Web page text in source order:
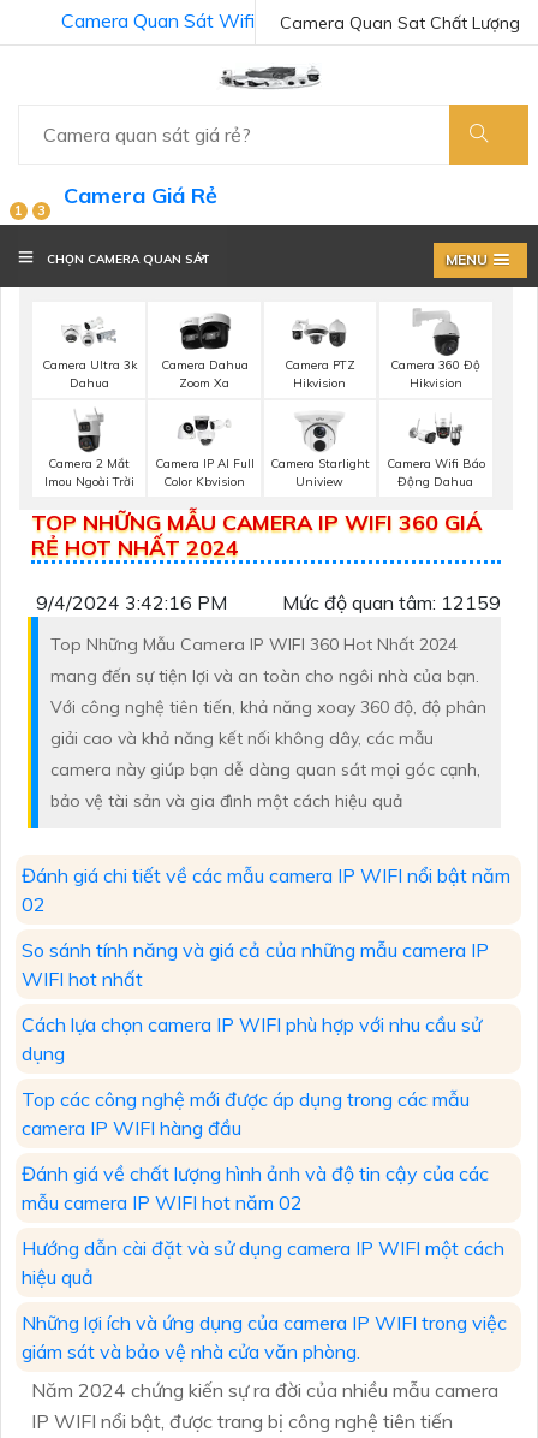
Camera Quan Sat Chất Lượng
Camera Quan Sát Wifi
1 3
Camera Giá Rẻ
CHỌN CAMERA QUAN SÁT MENU
Camera Ultra 3k
Dahua
Camera Dahua
Zoom Xa
Camera PTZ
Hikvision
Camera 360 Độ
Hikvision
Camera 2 Mắt
Imou Ngoài Trời
Camera IP AI Full
Color Kbvision
Camera Starlight
Uniview
Camera Wifi Báo
Động Dahua
TOP NHỮNG MẪU CAMERA IP WIFI 360 GIÁ
RẺ HOT NHẤT 2024
9/4/2024 3:42:16 PM Mức độ quan tâm: 12159
Top Những Mẫu Camera IP WIFI 360 Hot Nhất 2024
mang đến sự tiện lợi và an toàn cho ngôi nhà của bạn.
Với công nghệ tiên tiến, khả năng xoay 360 độ, độ phân
giải cao và khả năng kết nối không dây, các mẫu
camera này giúp bạn dễ dàng quan sát mọi góc cạnh,
bảo vệ tài sản và gia đình một cách hiệu quả
Đánh giá chi tiết về các mẫu camera IP WIFI nổi bật năm
02
So sánh tính năng và giá cả của những mẫu camera IP
WIFI hot nhất
Cách lựa chọn camera IP WIFI phù hợp với nhu cầu sử
dụng
Top các công nghệ mới được áp dụng trong các mẫu
camera IP WIFI hàng đầu
Đánh giá về chất lượng hình ảnh và độ tin cậy của các
mẫu camera IP WIFI hot năm 02
Hướng dẫn cài đặt và sử dụng camera IP WIFI một cách
hiệu quả
Những lợi ích và ứng dụng của camera IP WIFI trong việc
giám sát và bảo vệ nhà cửa văn phòng.
Năm 2024 chứng kiến sự ra đời của nhiều mẫu camera
IP WIFI nổi bật, được trang bị công nghệ tiên tiến